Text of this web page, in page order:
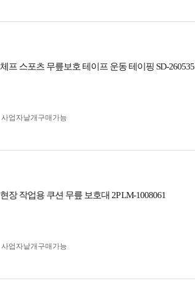
체프 스포츠 무릎보호 테이프 운동 테이핑 SD-260535
사업자 낱개구매가능
현장 작업용 쿠션 무릎 보호대 2P LM-1008061
사업자 낱개구매가능